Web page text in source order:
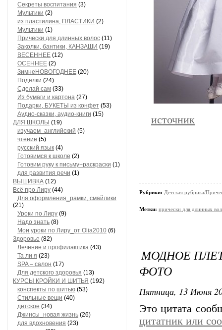
Секреты воспитания (3)
Мультики (2)
из пластилина, ПЛАСТИКИ (2)
Мультики (1)
Прически для длинных волос (11)
Заколки, бантики, КАНЗАШИ (19)
ВЕСЕННЕЕ (12)
ОСЕННЕЕ (2)
ЗимнеНОВОГОДНЕЕ (20)
Поделки (24)
Сделай сам (33)
Из бумаги и картона (27)
Подарки, БУКЕТЫ из конфет (53)
Аудио-сказки, аудио-книги (15)
ДЛЯ ШКОЛЫ (19)
изучаем_английский (5)
чтение (5)
русский язык (4)
Готовимся к школе (2)
Готовим руку к письму+раскраски (1)
для развития речи (1)
ВЫШИВКА (12)
Всё про Лиру (44)
Для оформления_рамки, смайлики
(21)
Уроки по Лиру (9)
Надо знать (8)
Мои уроки по Лиру_от Olia2010 (6)
Здоровье (82)
Лечение и профилактика (43)
Та ли я (23)
SPA – салон (17)
Для детского здоровья (13)
КУРСЫ КРОЙКИ И ШИТЬЯ (192)
конспекты по шитью (53)
Стильные вещи (40)
детское (34)
Джинсы_новая жизнь (26)
для вдохновения (23)
источник
Рубрики: Детская рубрика/
Метки: прически для длинных
МОДНОЕ
ФОТО
Пятница, 13 Июня
Это цитата
цитатник или